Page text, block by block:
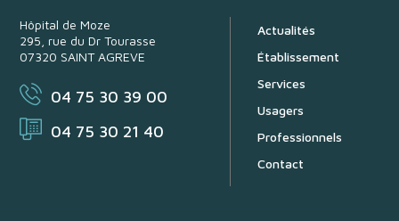
Hôpital de Moze
295, rue du Dr Tourasse
07320 SAINT AGREVE
04 75 30 39 00
04 75 30 21 40
Actualités
Établissement
Services
Usagers
Professionnels
Contact